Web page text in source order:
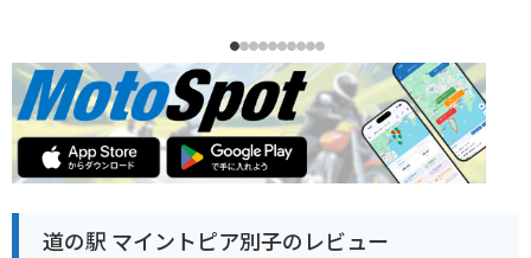
道の駅 マイントピア別子のレビュー